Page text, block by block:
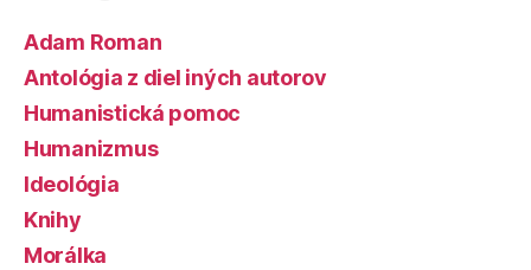
Adam Roman
Antológia z diel iných autorov
Humanistická pomoc
Humanizmus
Ideológia
Knihy
Morálka